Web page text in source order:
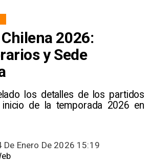
2026:
y Sede
los detalles de los partidos
de la temporada 2026 en
De Enero De 2026 15:19